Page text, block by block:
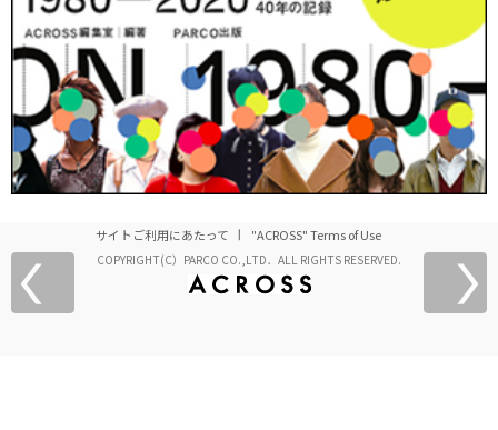
サイトご利用にあたって "ACROSS" Terms of Use
COPYRIGHT(C）PARCO CO.,LTD．ALL RIGHTS RESERVED.